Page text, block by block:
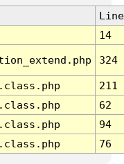
Line
14
324
211
62
94
76